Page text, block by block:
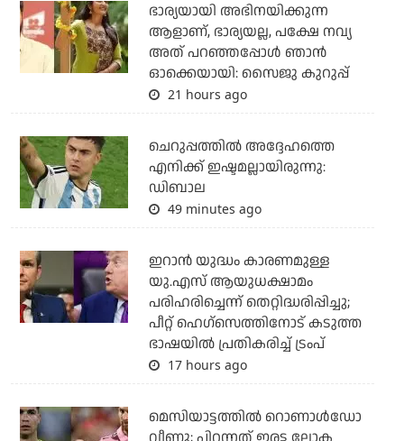
ഭാര്യയായി അഭിനയിക്കുന്ന
ആളാണ്, ഭാര്യയല്ല, പക്ഷേ നവ്യ
അത് പറഞ്ഞപ്പോള്‍ ഞാന്‍
ഓക്കെയായി: സൈജു കുറുപ്പ്
21 hours ago
ചെറുപ്പത്തില്‍ അദ്ദേഹത്തെ
എനിക്ക് ഇഷ്ടമല്ലായിരുന്നു:
ഡിബാല
49 minutes ago
ഇറാന്‍ യുദ്ധം കാരണമുള്ള
യു.എസ് ആയുധക്ഷാമം
പരിഹരിച്ചെന്ന് തെറ്റിദ്ധരിപ്പിച്ചു;
പീറ്റ് ഹെഗ്‌സെത്തിനോട് കടുത്ത
ഭാഷയില്‍ പ്രതികരിച്ച് ട്രംപ്
17 hours ago
മെസിയാട്ടത്തില്‍ റൊണാള്‍ഡോ